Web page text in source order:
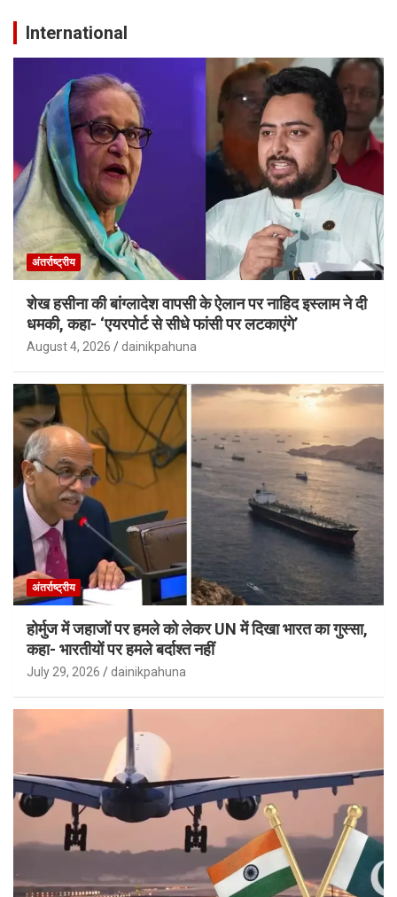
International
अंतर्राष्ट्रीय
शेख हसीना की बांग्लादेश वापसी के ऐलान पर नाहिद इस्लाम ने दी
धमकी, कहा- ‘एयरपोर्ट से सीधे फांसी पर लटकाएंगे’
August 4, 2026 dainikpahuna
अंतर्राष्ट्रीय
होर्मुज में जहाजों पर हमले को लेकर UN में दिखा भारत का गुस्सा,
कहा- भारतीयों पर हमले बर्दाश्त नहीं
July 29, 2026 dainikpahuna